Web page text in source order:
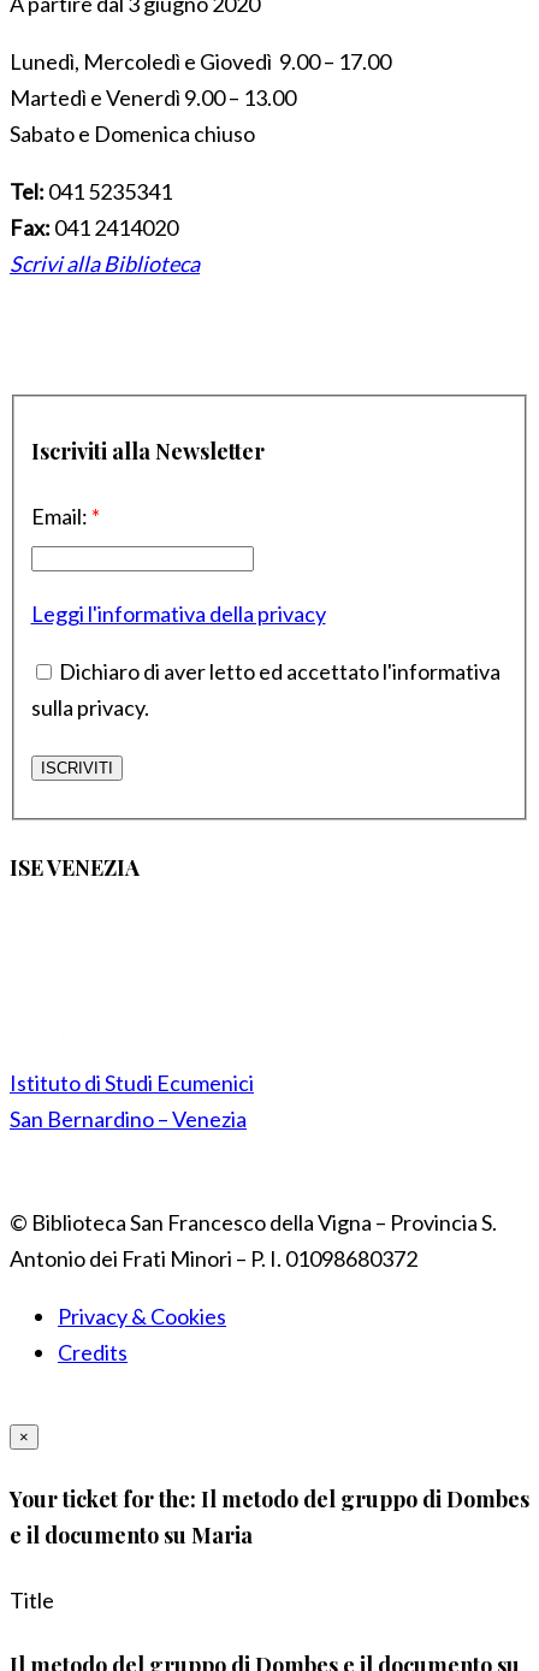
Lunedì, Mercoledì e Giovedì 9.00 – 17.00
Martedì e Venerdì 9.00 – 13.00
Sabato e Domenica chiuso
Tel: 041 5235341
Fax: 041 2414020
Scrivi alla Biblioteca
Iscriviti alla Newsletter
Email: *
Leggi l'informativa della privacy
Dichiaro di aver letto ed accettato l'informativa
sulla privacy.
ISE VENEZIA
Istituto di Studi Ecumenici
San Bernardino – Venezia
© Biblioteca San Francesco della Vigna – Provincia S.
Antonio dei Frati Minori – P. I. 01098680372
Privacy & Cookies
Credits
×
Your ticket for the: Il metodo del gruppo di Dombes
e il documento su Maria
Title
Il metodo del gruppo di Dombes e il documento su